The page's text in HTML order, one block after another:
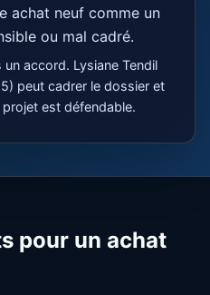
achat neuf comme un
ou mal cadré.
accord. Lysiane Tendil
peut cadrer le dossier et
est défendable.
pour un achat